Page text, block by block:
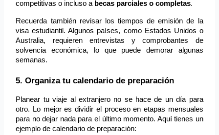
competitivas o incluso a becas parciales o completas.
Recuerda también revisar los tiempos de emisión de la
visa estudiantil. Algunos países, como Estados Unidos o
Australia, requieren entrevistas y comprobantes de
solvencia económica, lo que puede demorar algunas
semanas.
5. Organiza tu calendario de preparación
Planear tu viaje al extranjero no se hace de un día para
otro. Lo mejor es dividir el proceso en etapas mensuales
para no dejar nada para el último momento. Aquí tienes un
ejemplo de calendario de preparación: